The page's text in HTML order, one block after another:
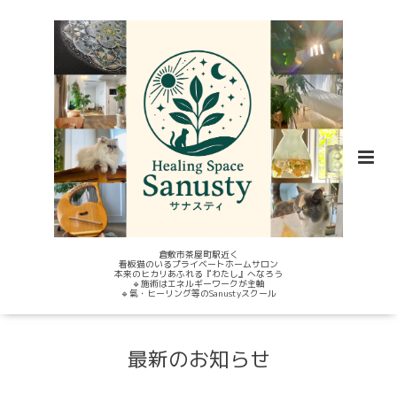
倉敷市茶屋町駅近く
看板猫のいるプライベートホームサロン
本来のヒカリあふれる『わたし』へなろう
🔹施術はエネルギーワークが主軸
🔹氣・ヒーリング等のSanustyスクール
最新のお知らせ